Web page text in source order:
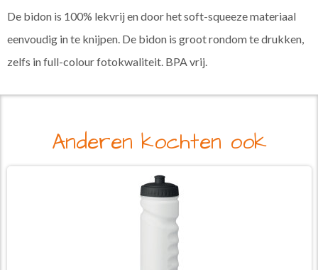
De bidon is 100% lekvrij en door het soft-squeeze materiaal
eenvoudig in te knijpen. De bidon is groot rondom te drukken,
zelfs in full-colour fotokwaliteit. BPA vrij.
Anderen kochten ook